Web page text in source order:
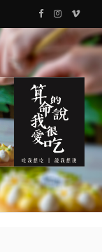
F
a
c
e
b
o
k
I
s
g
r
a
V
i